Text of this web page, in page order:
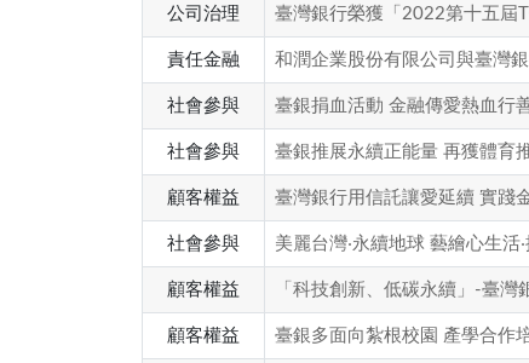
公司治理 臺灣銀行榮獲「2022第十五屆
責任金融 和潤企業股份有限公司與臺灣
社會參與 臺銀捐血活動 金融傳愛熱血行
社會參與 臺銀推展永續正能量 再獲體育
顧客權益 臺灣銀行用信託讓愛延續 實踐
社會參與 美麗台灣‧永續地球 藝繪心生活
顧客權益 「科技創新、低碳永續」-臺
顧客權益 臺銀多面向紮根校園 產學合作